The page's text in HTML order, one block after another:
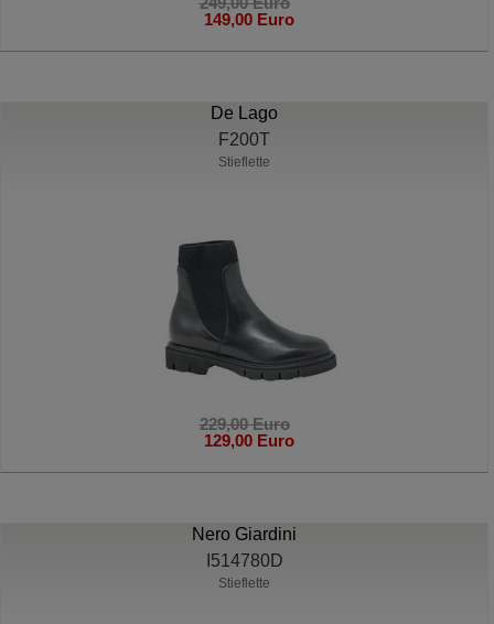
149,00 Euro
De Lago
F200T
Stieflette
229,00 Euro
129,00 Euro
Nero Giardini
I514780D
Stieflette